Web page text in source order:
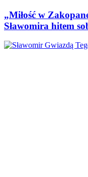
„Miłość w
Sławomira hitem